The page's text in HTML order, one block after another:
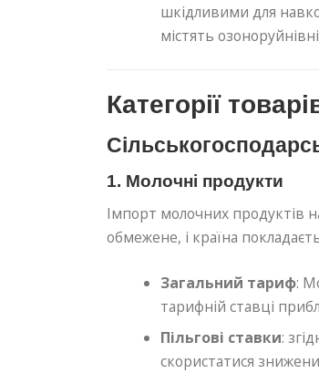
шкідливими для
містять
Категорії
1. Молочні продукти
Імпорт молочних продуктів
обмежене, і країна
Загальний тариф:
тарифній ставці
Пільгові ставки:
скористатися